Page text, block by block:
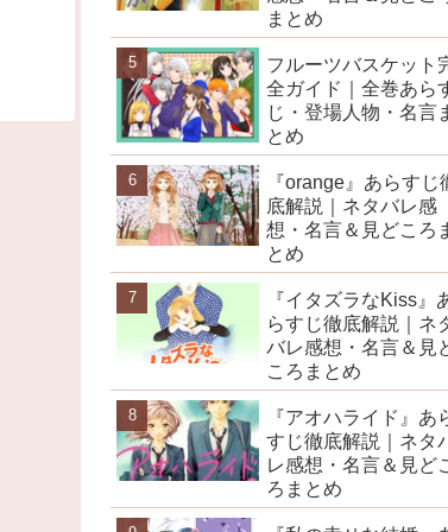
まとめ
フルーツバスケット
全ガイド｜全巻あら
じ・登場人物・名言
とめ
『orange』あらすじ
底解説｜ネタバレ感
想・名言＆見どころ
とめ
『イタズラなKiss』
らすじ徹底解説｜ネ
バレ感想・名言＆見
ころまとめ
『アオハライド』あ
すじ徹底解説｜ネタ
レ感想・名言＆見ど
ろまとめ